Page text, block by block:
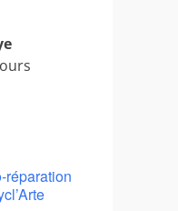
réparation